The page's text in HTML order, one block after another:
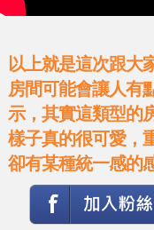
以上就是這次跟大
房間可能會讓人有
示，其實這類型的
樣子真的很可愛，
卻有某種統一感的